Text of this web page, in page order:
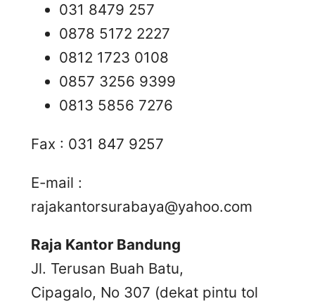
031 8479 257
0878 5172 2227
0812 1723 0108
0857 3256 9399
0813 5856 7276
Fax : 031 847 9257
E-mail :
rajakantorsurabaya@yahoo.com
Raja Kantor Bandung
Jl. Terusan Buah Batu,
Cipagalo, No 307 (dekat pintu tol